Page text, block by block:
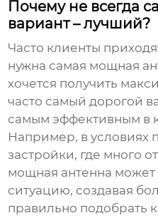
Почему не всегда
вариант – лучший?
Часто клиенты
нужна самая мощная
хочется получить
часто самый дорогой
самым эффективным в
Например, в условиях
застройки, где много
мощная антенна может
ситуацию, создавая
правильно подобрать